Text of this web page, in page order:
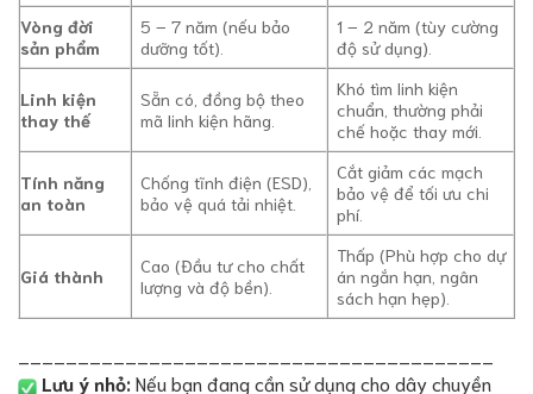
Vòng đời
sản phẩm
5 – 7 năm (nếu bảo
dưỡng tốt).
1 – 2 năm (tùy cường
độ sử dụng).
Linh kiện
thay thế
Sẵn có, đồng bộ theo
mã linh kiện hãng.
Khó tìm linh kiện
chuẩn, thường phải
chế hoặc thay mới.
Tính năng
an toàn
Chống tĩnh điện (ESD),
bảo vệ quá tải nhiệt.
Cắt giảm các mạch
bảo vệ để tối ưu chi
phí.
Giá thành
Cao (Đầu tư cho chất
lượng và độ bền).
Thấp (Phù hợp cho dự
án ngắn hạn, ngân
sách hạn hẹp).
Lưu ý nhỏ: Nếu bạn đang cần sử dụng cho dây chuyền